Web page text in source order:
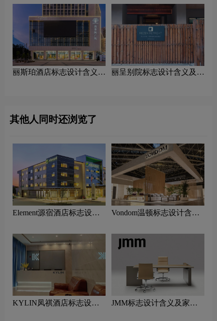
丽斯珀酒店标志设计含义及
丽呈别院标志设计含义及酒
其他人同时还浏览了
Element源宿酒店标志设计
Vondom温顿标志设计含义
KYLIN凤祺酒店标志设计
JMM标志设计含义及家具